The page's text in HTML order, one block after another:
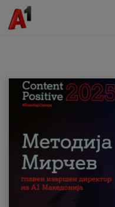
МК EN
Приватни